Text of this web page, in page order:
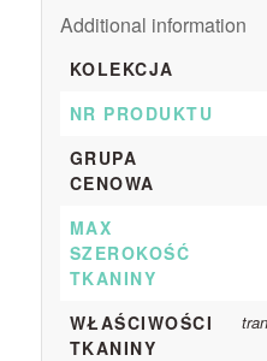
Additional information
KOLEKCJA
NR PRODUKTU
GRUPA
CENOWA
MAX
SZEROKOŚĆ
TKANINY
WŁAŚCIWOŚCI
TKANINY